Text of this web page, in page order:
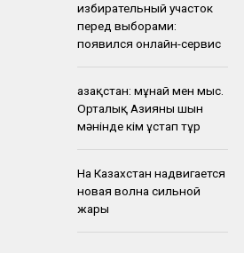
избирательный участок
перед выборами:
появился онлайн-сервис
Қазақстан: мұнай мен мыс.
Орталық Азияны шын
мәнінде кім ұстап тұр
На Казахстан надвигается
новая волна сильной
жары